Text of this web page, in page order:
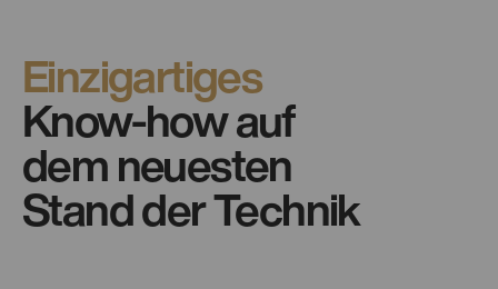
Einzigartiges
Know-how auf
dem neuesten
Stand der Technik